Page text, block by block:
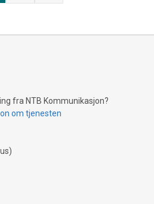
fra NTB Kommunikasjon?
om tjenesten